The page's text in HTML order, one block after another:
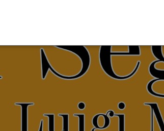
Oltre lo specchio
Murer per Vittorio Veneto
Co-ordinates